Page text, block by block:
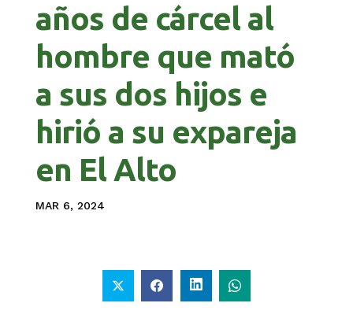
años de cárcel al
hombre que mató
a sus dos hijos e
hirió a su expareja
en El Alto
MAR 6, 2024